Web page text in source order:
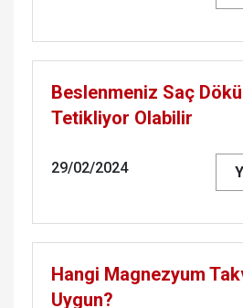
Beslenmeniz Saç
Tetikliyor Olabilir
29/02/2024
Hangi Magnezyum
Uygun?